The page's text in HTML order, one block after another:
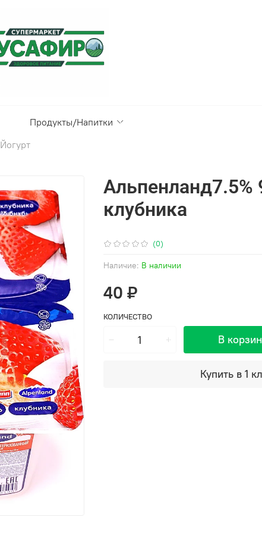
Продукты/Напитки
Йогурт
(0)
Наличие: В наличии
Альпенланд7.5%
клубника
40 ₽
КОЛИЧЕСТВО
В
Купить в 1